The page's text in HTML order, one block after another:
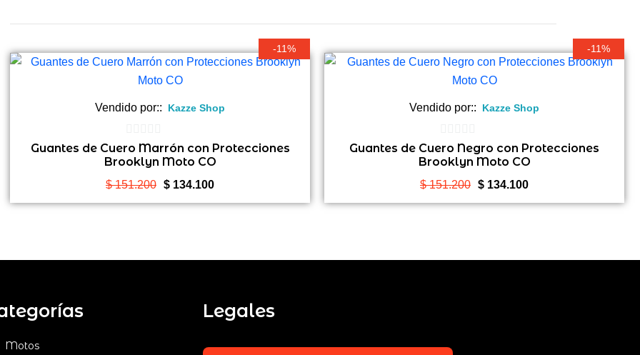
-11%
Vendido por:: Kazze Shop
0
de
5
Guantes de Cuero Marrón con Protecciones
Brooklyn Moto CO
$151.200 El
precio
$ 151.200.
$ 134.100El
precio
$ 134.100.
-11%
Vendido por:: Kazze Shop
0
de
5
Guantes de Cuero Negro con Protecciones
Brooklyn Moto CO
$151.200 El
precio
$ 151.200.
$ 134.100El
precio
$ 134.100.
Motos
Legales